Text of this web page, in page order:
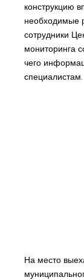
конструкцию
необходимые
сотрудники
мониторинга
чего
специалистам.
На место